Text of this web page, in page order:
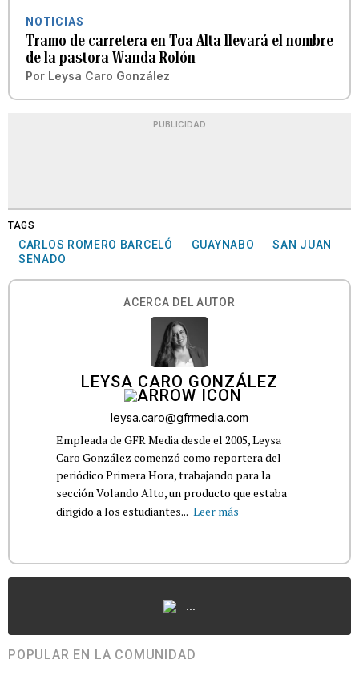
NOTICIAS
Tramo de carretera en Toa Alta llevará el nombre
de la pastora Wanda Rolón
Por Leysa Caro González
PUBLICIDAD
TAGS
CARLOS ROMERO BARCELÓ GUAYNABO
SAN JUAN
SENADO
ACERCA DEL AUTOR
LEYSA CARO GONZÁLEZ
leysa.caro@gfrmedia.com
Empleada de GFR Media desde el 2005, Leysa
Caro González comenzó como reportera del
periódico Primera Hora, trabajando para la
sección Volando Alto, un producto que estaba
dirigido a los estudiantes... Leer más
...
POPULAR EN LA COMUNIDAD